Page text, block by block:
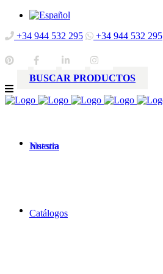
+34 944 532 295 +34 944 532 295
BUSCAR PRODUCTOS
Nuestra
historia
Catálogos